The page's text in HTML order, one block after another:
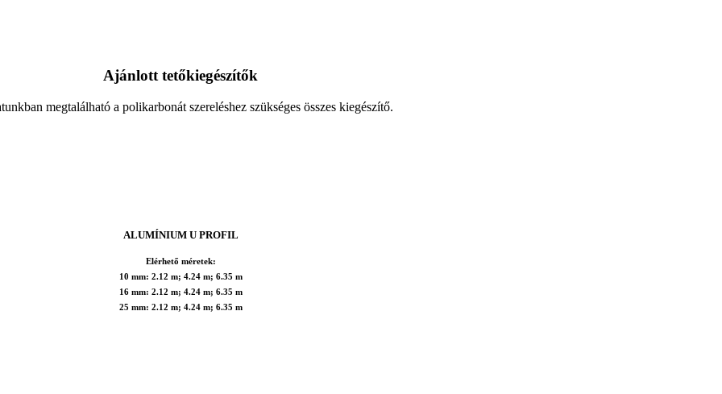
Ajánlott tetőkiegészítők
megtalálható a polikarbonát szereléshez szükséges összes kiegészítő.
ALUMÍNIUM U PROFIL
Elérhető méretek:
10 mm: 2.12 m; 4.24 m; 6.35 m
16 mm: 2.12 m; 4.24 m; 6.35 m
25 mm: 2.12 m; 4.24 m; 6.35 m